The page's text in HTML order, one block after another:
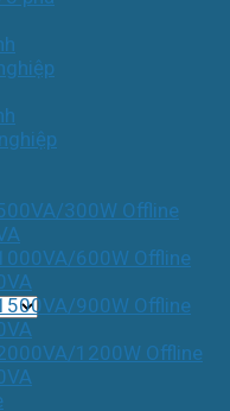
300W Offline
600W Offline
900W Offline
1200W Offline